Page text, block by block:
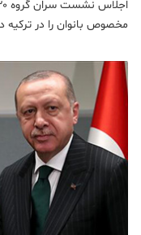
مخصوص بانوان را در
طیب اردوغان، رئیس‌جمهور